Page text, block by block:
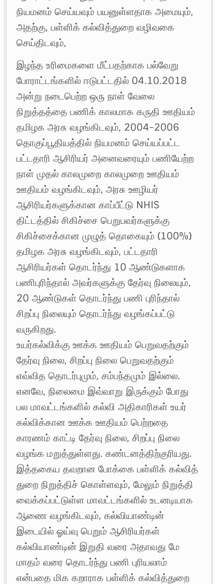
நியமனம் செய்யவும் பயனுள்ளதாக அமையும்,
அதற்கு, பள்ளிக் கல்வித்துறை வழிவகை
செய்திடவும்,
இழந்த உரிமைகளை மீட்பதற்காக பல்வேறு
போராட்டங்களில் ஈடுபட்டதில் 04.10.2018
அன்று நடைபெற்ற ஒரு நாள் வேலை
நிறுத்தத்தை பணிக் காலமாக கருதி ஊதியம்
தமிழக அரசு வழங்கிடவும், 2004-2006
தொகுப்பூதியத்தில் நியமனம் செய்யப்பட்ட
பட்டதாரி ஆசிரியர் அனைவரையும் பணியேற்ற
நாள் முதல் காலமுறை காலமுறை ஊதியம்
ஊதியம் வழங்கிடவும், அரசு ஊழியர்
ஆசிரியர்களுக்கான காப்பீட்டு NHIS
திட்டத்தில் சிகிச்சை பெறுபவர்களுக்கு
சிகிச்சைக்கான முழுத் தொகையும் (100%)
தமிழக அரசு வழங்கிடவும், பட்டதாரி
ஆசிரியர்கள் தொடர்ந்து 10 ஆண்டுகளாக
பணிபுரிந்தால் அவர்களுக்கு தேர்வு நிலையும்,
20 ஆண்டுகள் தொடர்ந்து பணி புரிந்தால்
சிறப்பு நிலையும் தொடர்ந்து வழங்கப்பட்டு
வருகிறது.
உயர்கல்விக்கு ஊக்க ஊதியம் பெறுவதற்கும்
தேர்வு நிலை, சிறப்பு நிலை பெறுவதற்கும்
எவ்வித தொடர்புமும், சம்பந்தமும் இல்லை.
எனவே, நிலைமை இவ்வாறு இருக்கும் போது
பல மாவட்டங்களில் கல்வி அதிகாரிகள் உயர்
கல்விக்கான ஊக்க ஊதியம் பெற்றதை
காரணம் காட்டி தேர்வு நிலை, சிறப்பு நிலை
வழங்க மறுத்துள்ளது. கண்டனத்திற்குரியது.
இத்தகைய தவறான போக்கை பள்ளிக் கல்வித்
துறை நிறுத்திச் கொள்ளவும், மேலும் நிறுத்தி
வைக்கப்பட்டுள்ள மாவட்டங்களில் உடனடியாக
ஆணை வழங்கிடவும், கல்வியாண்டின்
இடையில் ஓய்வு பெறும் ஆசிரியர்கள்
கல்வியாண்டின் இறுதி வரை அதாவது மே
மாதம் வரை தொடர்ந்து பணி புரியலாம்
என்பதை மிக கறாராக பள்ளிக் கல்வித்துறை